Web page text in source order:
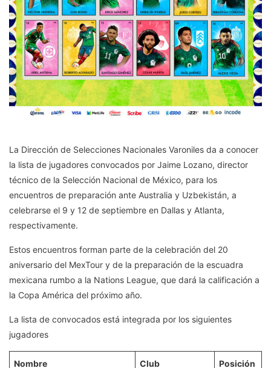
La Dirección de Selecciones Nacionales Varoniles da a conocer
la lista de jugadores convocados por Jaime Lozano, director
técnico de la Selección Nacional de México, para los
encuentros de preparación ante Australia y Uzbekistán, a
celebrarse el 9 y 12 de septiembre en Dallas y Atlanta,
respectivamente.
Estos encuentros forman parte de la celebración del 20
aniversario del MexTour y de la preparación de la escuadra
mexicana rumbo a la Nations League, que dará la calificación a
la Copa América del próximo año.
La lista de convocados está integrada por los siguientes
jugadores
Nombre Club Posición